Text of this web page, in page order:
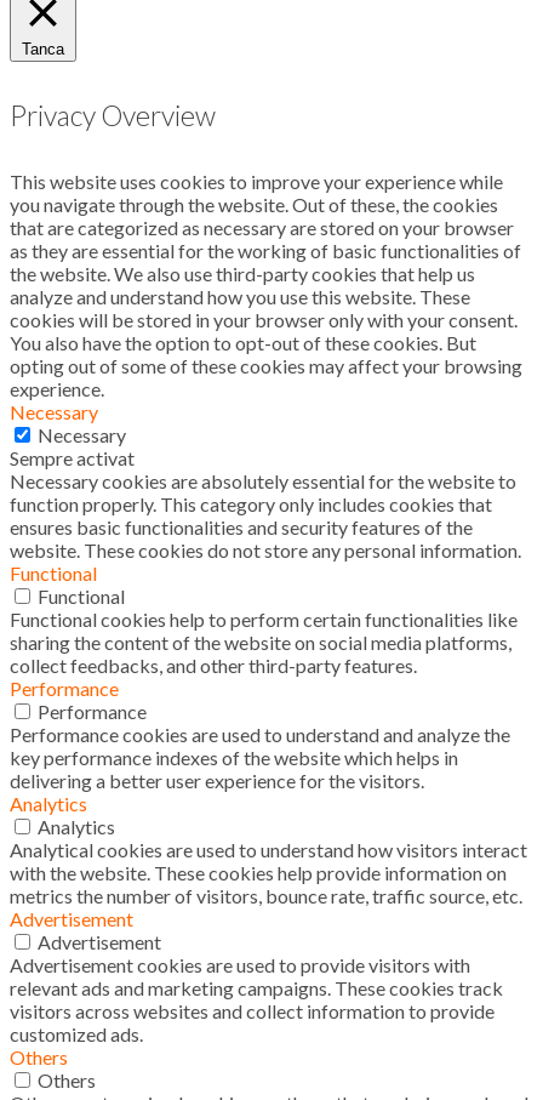
Tanca
Privacy Overview
This website uses cookies to improve your experience while
you navigate through the website. Out of these, the cookies
that are categorized as necessary are stored on your browser
as they are essential for the working of basic functionalities of
the website. We also use third-party cookies that help us
analyze and understand how you use this website. These
cookies will be stored in your browser only with your consent.
You also have the option to opt-out of these cookies. But
opting out of some of these cookies may affect your browsing
experience.
Necessary
Necessary
Sempre activat
Necessary cookies are absolutely essential for the website to
function properly. This category only includes cookies that
ensures basic functionalities and security features of the
website. These cookies do not store any personal information.
Functional
Functional
Functional cookies help to perform certain functionalities like
sharing the content of the website on social media platforms,
collect feedbacks, and other third-party features.
Performance
Performance
Performance cookies are used to understand and analyze the
key performance indexes of the website which helps in
delivering a better user experience for the visitors.
Analytics
Analytics
Analytical cookies are used to understand how visitors interact
with the website. These cookies help provide information on
metrics the number of visitors, bounce rate, traffic source, etc.
Advertisement
Advertisement
Advertisement cookies are used to provide visitors with
relevant ads and marketing campaigns. These cookies track
visitors across websites and collect information to provide
customized ads.
Others
Others